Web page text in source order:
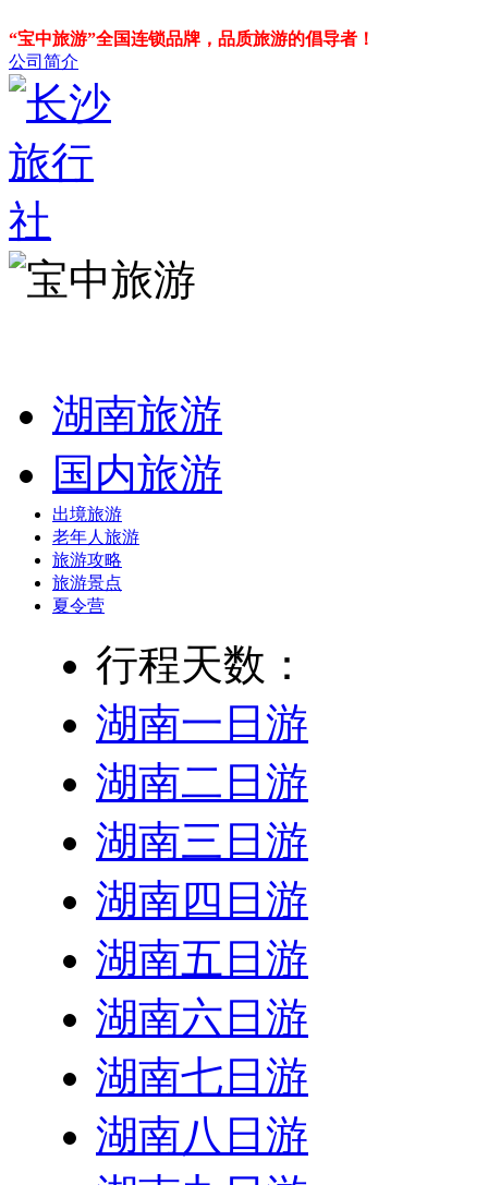
“宝中旅游”全国连锁品牌，品质旅游的倡导者！
公司简介
湖南旅游
国内旅游
出境旅游
老年人旅游
旅游攻略
旅游景点
夏令营
行程天数：
湖南一日游
湖南二日游
湖南三日游
湖南四日游
湖南五日游
湖南六日游
湖南七日游
湖南八日游